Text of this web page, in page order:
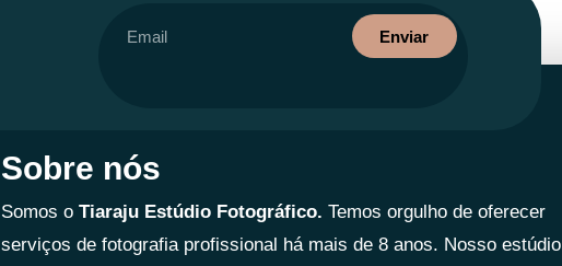
Enviar
Sobre nós
Somos o Tiaraju Estúdio Fotográfico. Temos orgulho de oferecer
serviços de fotografia profissional há mais de 8 anos. Nosso estúdio